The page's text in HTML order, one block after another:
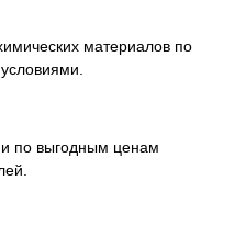
материалов по
по выгодным ценам